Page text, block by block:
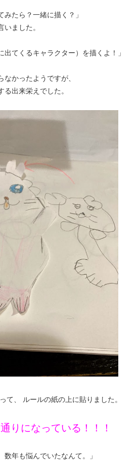
みたら？一緒に描く？」
ました。
出てくるキャラクター）を描くよ！」
かったようですが、
る出来栄えでした。
て、 ルールの紙の上に貼りました。
りになっている！！！
数年も悩んでいたなんて。」